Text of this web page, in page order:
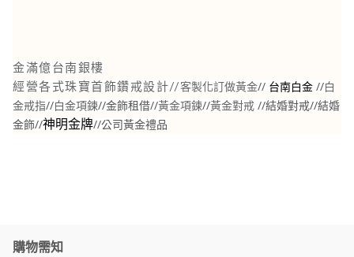
金滿億台南銀樓
經營各式珠寶首飾鑽戒設計//客製化訂做黃金// 台南白金 //白
金戒指//白金項鍊//金飾租借//黃金項鍊//黃金對戒 //結婚對戒//結婚
金飾//神明金牌//公司黃金禮品
購物需知